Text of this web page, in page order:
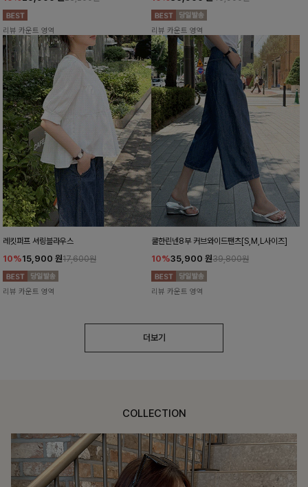
리뷰 카운트 영역 리뷰 카운트 영역
레킷퍼프 셔링블라우스
10%15,900 원17,600원
리뷰 카운트 영역
쿨한린넨8부 커브와이드팬츠[S,M,L사이즈]
10%35,900 원39,800원
리뷰 카운트 영역
더보기
COLLECTION